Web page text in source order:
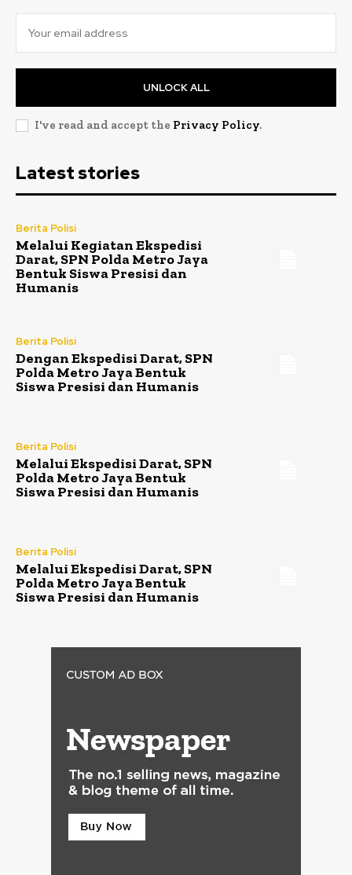
UNLOCK ALL
I've read and accept the Privacy Policy.
Latest stories
Berita Polisi
Melalui Kegiatan Ekspedisi
Darat, SPN Polda Metro Jaya
Bentuk Siswa Presisi dan
Humanis
Berita Polisi
Dengan Ekspedisi Darat, SPN
Polda Metro Jaya Bentuk
Siswa Presisi dan Humanis
Berita Polisi
Melalui Ekspedisi Darat, SPN
Polda Metro Jaya Bentuk
Siswa Presisi dan Humanis
Berita Polisi
Melalui Ekspedisi Darat, SPN
Polda Metro Jaya Bentuk
Siswa Presisi dan Humanis